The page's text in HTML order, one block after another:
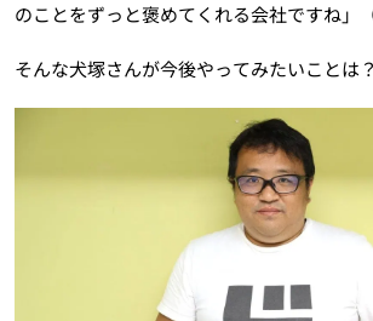
のことをずっと褒めてくれる会社ですね」
そんな犬塚さんが今後やってみたいことは？